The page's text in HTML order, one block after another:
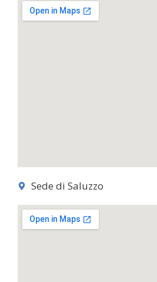
Sede di Saluzzo